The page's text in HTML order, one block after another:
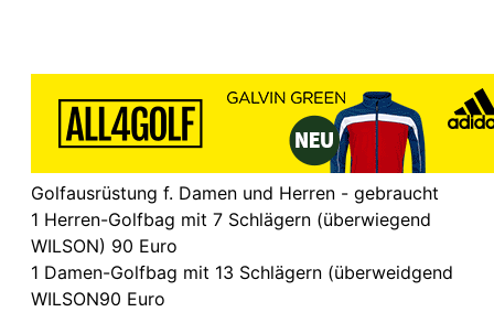
Golfausrüstung f. Damen und Herren - gebraucht
1 Herren-Golfbag mit 7 Schlägern (überwiegend
WILSON) 90 Euro
1 Damen-Golfbag mit 13 Schlägern (überweidgend
WILSON90 Euro